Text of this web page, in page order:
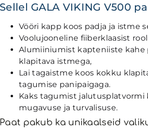
Sellel GALA VIKING V500
Vööri kapp koos padja ja istme
Voolujooneline fiiberklaasist
Alumiiniumist kapteniiste kahe
klapitava istmega,
Lai tagaistme koos kokku
tagumise panipaigaga.
Kaks tagumist jalutusplatvormi
mugavuse ja turvalisuse.
Paat pakub ka unikaalseid